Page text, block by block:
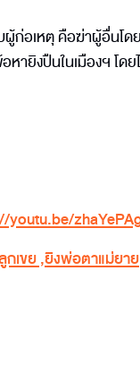
ผู้ก่อเหตุ คือฆ่าผู้อื่นโ
หายิงปืนในเมืองฯ โ
youtu.be/
กเขย,ยิงพ่อตาแม่ยาย